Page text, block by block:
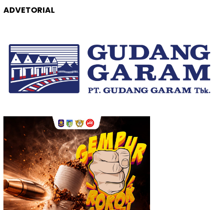
ADVETORIAL